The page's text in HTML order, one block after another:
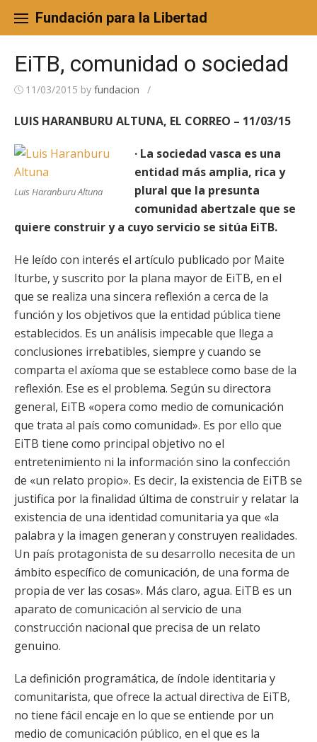
content
Fundación para la Libertad
EiTB, comunidad o sociedad
11/03/2015 by fundacion /
LUIS HARANBURU ALTUNA, EL CORREO – 11/03/15
Luis Haranburu Altuna
· La sociedad vasca es una
entidad más amplia, rica y
plural que la presunta
comunidad abertzale que se
quiere construir y a cuyo servicio se sitúa EiTB.
He leído con interés el artículo publicado por Maite
Iturbe, y suscrito por la plana mayor de EiTB, en el
que se realiza una sincera reflexión a cerca de la
función y los objetivos que la entidad pública tiene
establecidos. Es un análisis impecable que llega a
conclusiones irrebatibles, siempre y cuando se
comparta el axíoma que se establece como base de la
reflexión. Ese es el problema. Según su directora
general, EiTB «opera como medio de comunicación
que trata al país como comunidad». Es por ello que
EiTB tiene como principal objetivo no el
entretenimiento ni la información sino la confección
de «un relato propio». Es decir, la existencia de EiTB se
justifica por la finalidad última de construir y relatar la
existencia de una identidad comunitaria ya que «la
palabra y la imagen generan y construyen realidades.
Un país protagonista de su desarrollo necesita de un
ámbito específico de comunicación, de una forma de
propia de ver las cosas». Más claro, agua. EiTB es un
aparato de comunicación al servicio de una
construcción nacional que precisa de un relato
genuino.
La definición programática, de índole identitaria y
comunitarista, que ofrece la actual directiva de EiTB,
no tiene fácil encaje en lo que se entiende por un
medio de comunicación público, en el que es la